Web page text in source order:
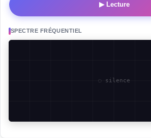
▶ Lecture
SPECTRE FRÉQUENTIEL